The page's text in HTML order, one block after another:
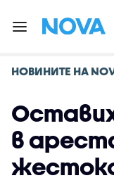
НОВИНИТЕ НА
в